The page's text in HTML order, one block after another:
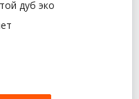
дуб эко